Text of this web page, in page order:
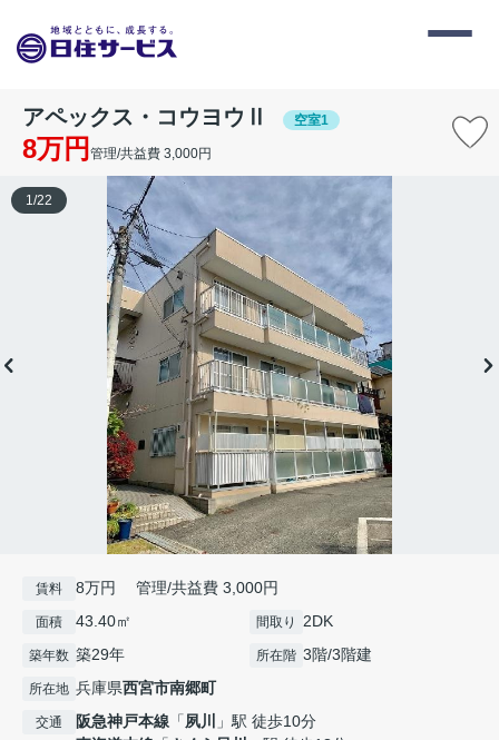
アペックス・コウヨウⅡ 空室1
8万円 管理/共益費 3,000円
1/22
賃料 8万円 管理/共益費 3,000円
面積 43.40㎡ 間取り 2DK
築年数 築29年 所在階 3階/3階建
所在地 兵庫県西宮市南郷町
交通 阪急神戸本線 「夙川
」駅 徒歩10分